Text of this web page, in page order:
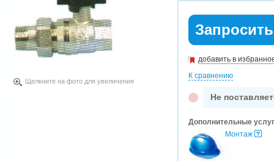
Щелкните на фото для увеличения
добавить в
К сравнению
Не
Дополнительные
Монтаж